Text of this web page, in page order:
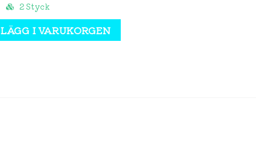
2 Styck
LÄGG I VARUKORGEN